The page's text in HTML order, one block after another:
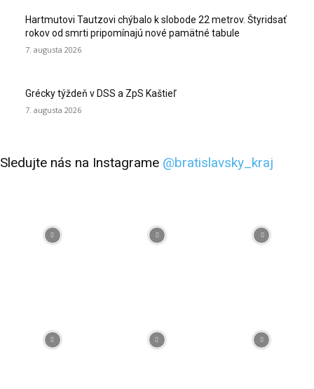
Hartmutovi Tautzovi chýbalo k slobode 22 metrov. Štyridsať
rokov od smrti pripomínajú nové pamätné tabule
7. augusta 2026
Grécky týždeň v DSS a ZpS Kaštieľ
7. augusta 2026
Sledujte nás na Instagrame @bratislavsky_kraj